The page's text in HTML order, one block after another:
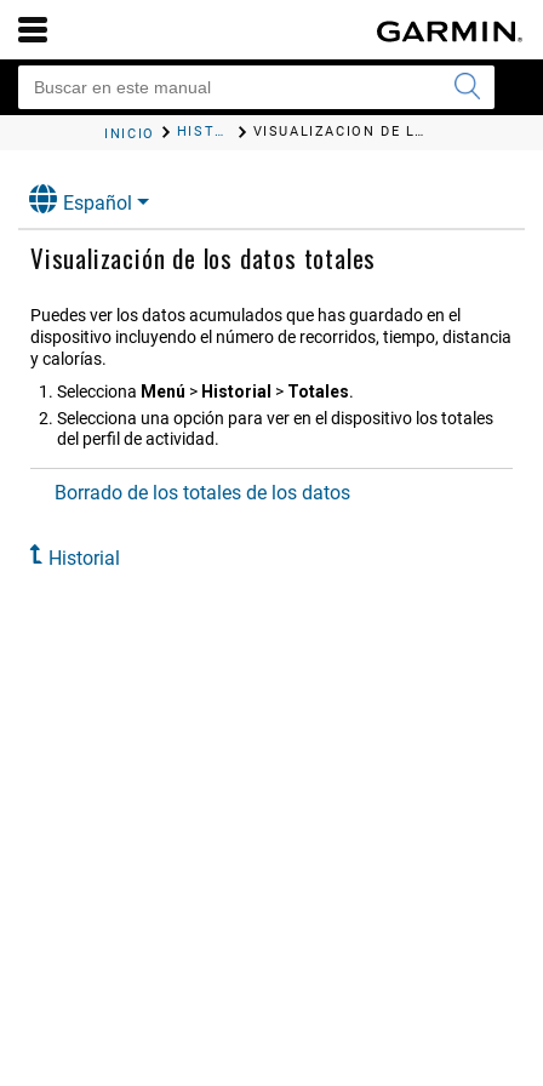
INICIO HISTORIAL VISUALIZACIÓN DE LOS DATOS TOTALES
Español
Visualización de los datos totales
Puedes ver los datos acumulados que has guardado en el
dispositivo incluyendo el número de recorridos, tiempo, distancia
y calorías.
Selecciona Menú > Historial > Totales.
Selecciona una opción para ver en el dispositivo los totales
del perfil de actividad.
Borrado de los totales de los datos
Historial